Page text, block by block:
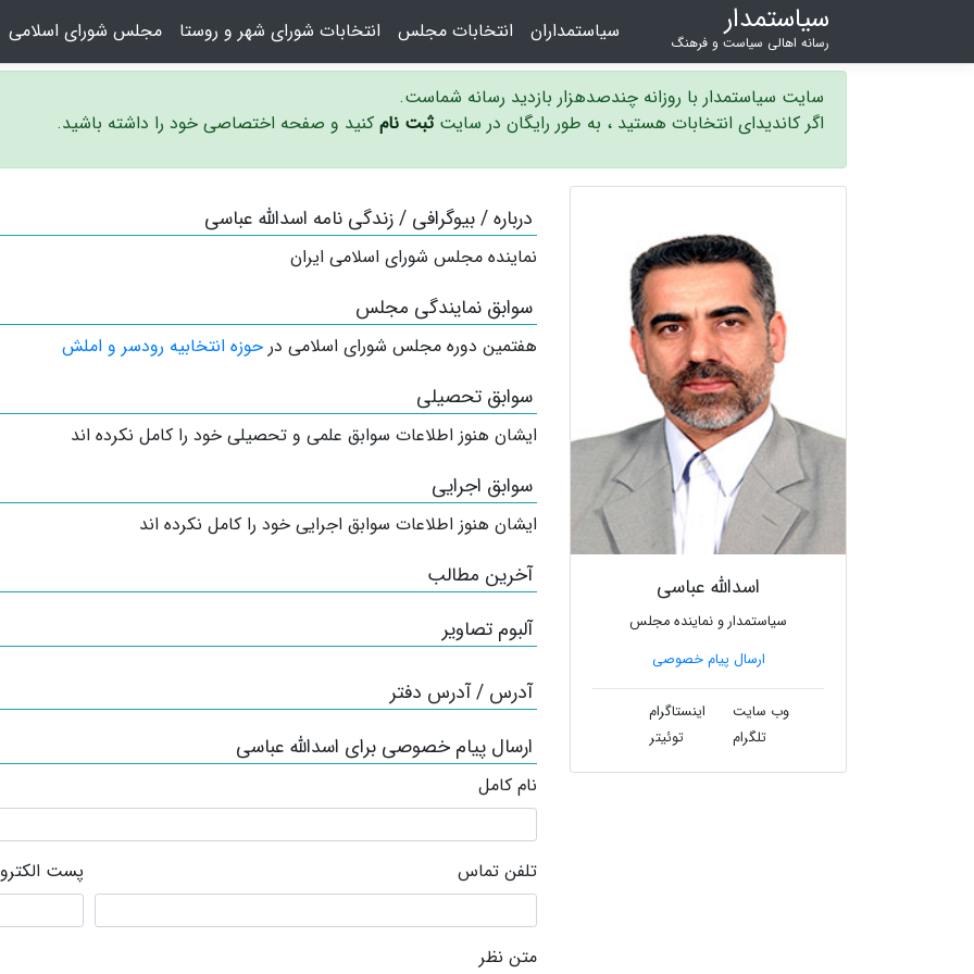
سیاستمدار
رسانه اهالی سیاست و فرهنگ سیاستمداران انتخابات مجلس انتخابات شورای شهر و روستا مجلس شورای اسلامی
سایت سیاستمدار با روزانه چندصدهزار بازدید رسانه شماست.
اگر کاندیدای انتخابات هستید ، به طور رایگان در سایت ثبت نام کنید و صفحه اختصاصی خود را داشته باشید.
اسدالله عباسی
سیاستمدار و نماینده مجلس
ارسال پیام خصوصی
وب سایت
اینستاگرام
تلگرام
توئیتر
درباره / بیوگرافی / زندگی نامه اسدالله عباسی
نماینده مجلس شورای اسلامی ایران
سوابق نمایندگی مجلس
هفتمین دوره مجلس شورای اسلامی در حوزه انتخابیه رودسر و املش
سوابق تحصیلی
ایشان هنوز اطلاعات سوابق علمی و تحصیلی خود را کامل نکرده اند
سوابق اجرایی
ایشان هنوز اطلاعات سوابق اجرایی خود را کامل نکرده اند
آخرین مطالب
آلبوم تصاویر
آدرس / آدرس دفتر
ارسال پیام خصوصی برای اسدالله عباسی
نام کامل
تلفن تماس پست
متن نظر